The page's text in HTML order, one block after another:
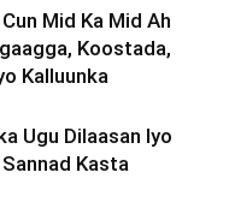
Mid Ka Mid Ah
Koostada,
Kalluunka
Ugu Dilaasan Iyo
Kasta